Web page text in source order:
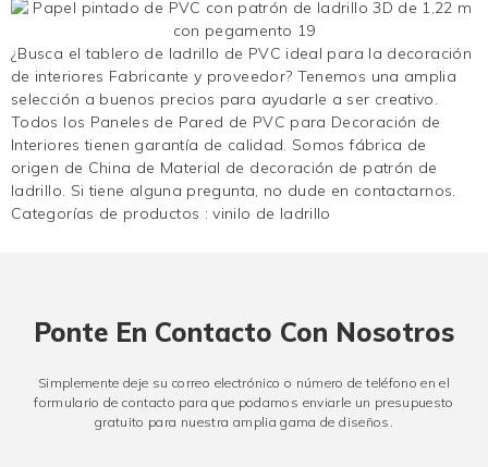
¿Busca el tablero de ladrillo de PVC ideal para la decoración
de interiores Fabricante y proveedor? Tenemos una amplia
selección a buenos precios para ayudarle a ser creativo.
Todos los Paneles de Pared de PVC para Decoración de
Interiores tienen garantía de calidad. Somos fábrica de
origen de China de Material de decoración de patrón de
ladrillo. Si tiene alguna pregunta, no dude en contactarnos.
Categorías de productos :vinilo de ladrillo
Ponte En Contacto Con Nosotros
Simplemente deje su correo electrónico o número de teléfono en el
formulario de contacto para que podamos enviarle un presupuesto
gratuito para nuestra amplia gama de diseños.